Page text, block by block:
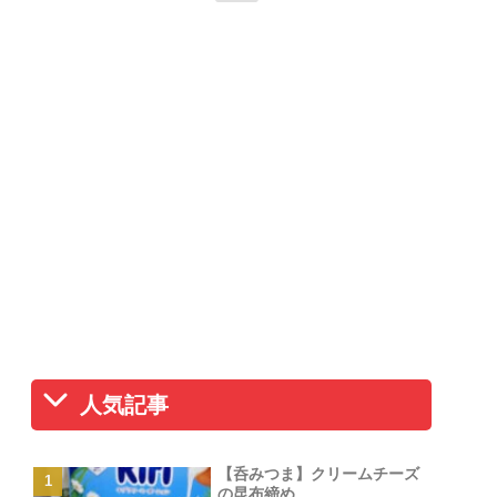
人気記事
【呑みつま】クリームチーズ
の昆布締め